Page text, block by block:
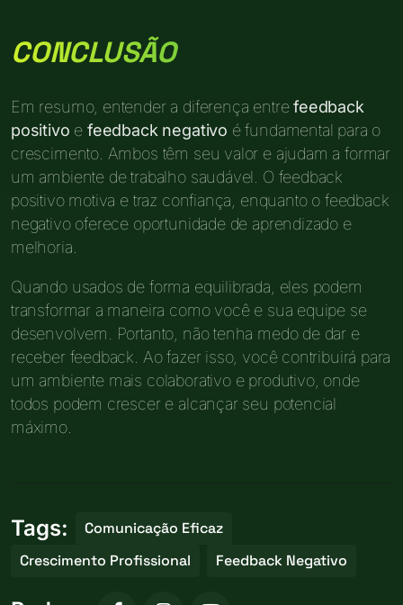
CONCLUSÃO
Em resumo, entender a diferença entrefeedback
positivo efeedback negativo é fundamental para o
crescimento. Ambos têm seu valor e ajudam a formar
um ambiente de trabalho saudável. O feedback
positivo motiva e traz confiança, enquanto o feedback
negativo oferece oportunidade de aprendizado e
melhoria.
Quando usados de forma equilibrada, eles podem
transformar a maneira como você e sua equipe se
desenvolvem. Portanto, não tenha medo de dar e
receber feedback. Ao fazer isso, você contribuirá para
um ambiente mais colaborativo e produtivo, onde
todos podem crescer e alcançar seu potencial
máximo.
Tags:
Comunicação Eficaz
Crescimento Profissional
Feedback Negativo